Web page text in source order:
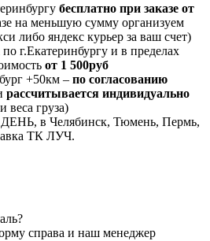
бесплатно при заказе от
на меньшую сумму организуем
либо яндекс курьер за ваш счет)
по г.Екатеринбургу и в пределах
от 1 500руб
+50км – по согласованию
рассчитывается индивидуально
веса груза)
в Челябинск, Тюмень, Пермь,
ТК ЛУЧ.
справа и наш менеджер